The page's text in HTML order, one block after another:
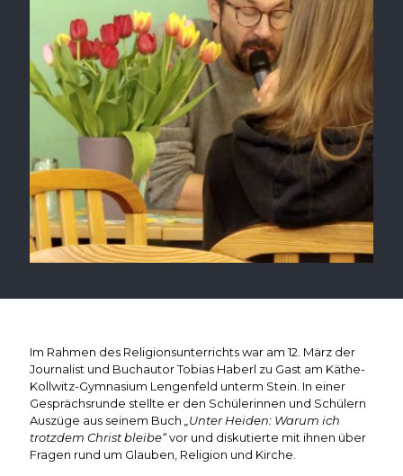
Im Rahmen des Religionsunterrichts war am 12. März der
Journalist und Buchautor Tobias Haberl zu Gast am Käthe-
Kollwitz-Gymnasium Lengenfeld unterm Stein. In einer
Gesprächsrunde stellte er den Schülerinnen und Schülern
Auszüge aus seinem Buch
„Unter Heiden: Warum ich
trotzdem Christ bleibe“vor und diskutierte mit ihnen über
Fragen rund um Glauben, Religion und Kirche.